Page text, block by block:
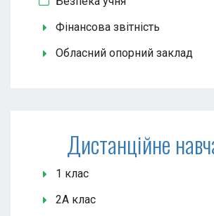
Фінансова звітність
Обласний опорний заклад
Дистанційне
1 клас
2А клас